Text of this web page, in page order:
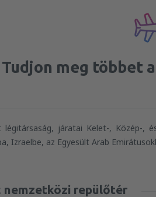
Tudjon meg többet
járatai Kelet-, Közép-,
Izraelbe, az Egyesült Arab
nemzetközi repülőtér